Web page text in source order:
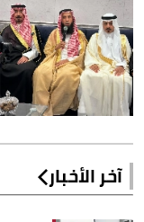
آخر الأخبار